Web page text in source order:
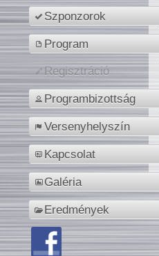
Szponzorok
Program
Regisztráció
Programbizottság
Versenyhelyszín
Kapcsolat
Galéria
Eredmények